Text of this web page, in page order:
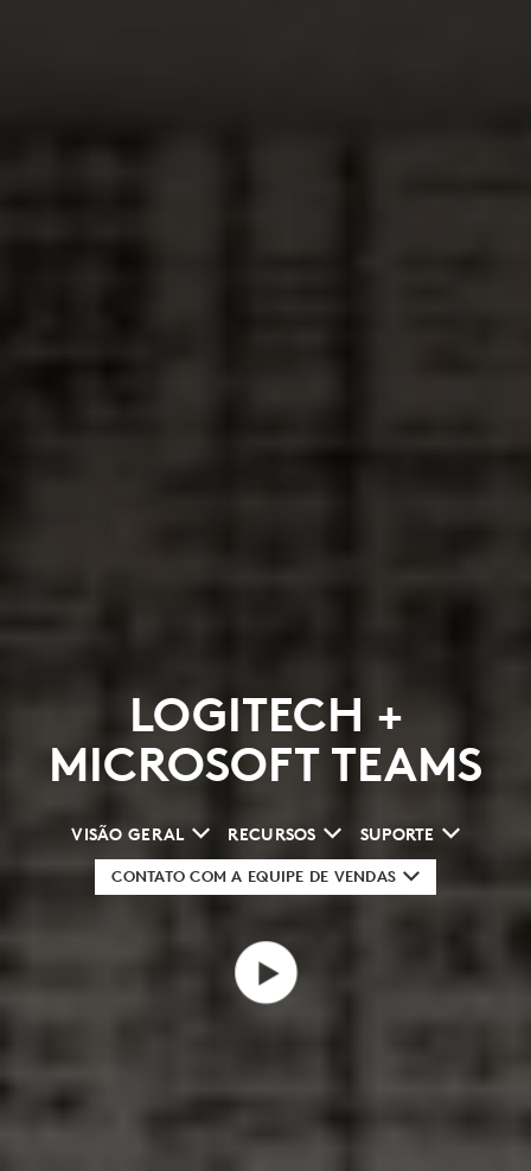
LOGITECH +
MICROSOFT TEAMS
VISÃO GERAL RECURSOS SUPORTE
CONTATO COM A EQUIPE DE VENDAS